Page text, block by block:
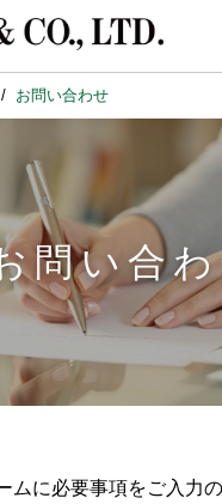
お問い合わせ
問い合
ムに必要事項をご入力